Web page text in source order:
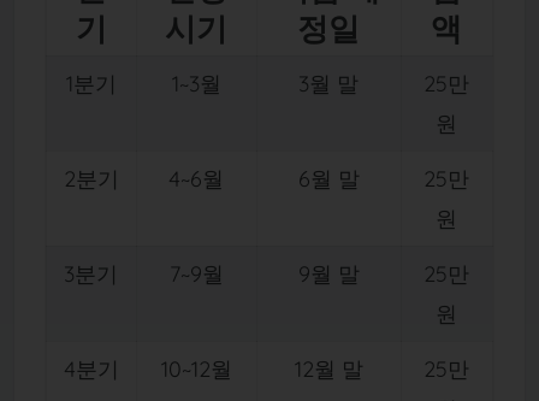
기
시기
정일
액
1분기 1~3월 3월 말
25만
원
2분기
4~6월 6월 말
25만
원
3분기
7~9월 9월 말
25만
원
4분기
10~12월 12월 말
25만